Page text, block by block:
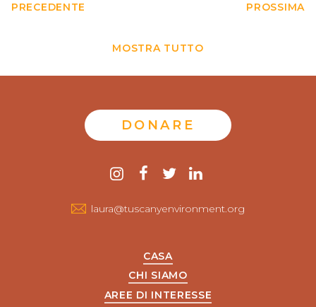
PRECEDENTE
MOSTRA TUTTO
PROSSIMA
DONARE
instagram
Facebook
twitter
laura@tuscanyenvironment.org
CASA
CHI SIAMO
AREE DI INTERESSE